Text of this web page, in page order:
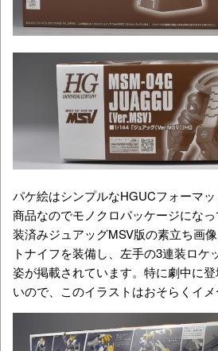
パケ絵はシンプルなHGUCフォーマ
商品なのでモノクロパッケージにな
装済みジュアッグMSV版の素立ち画
トナイフを装備し、左手の3連装ロケ
姿が掲載されています。特に劇中に
いので、このイラストはおそらくイメ